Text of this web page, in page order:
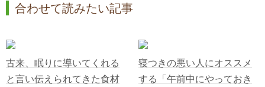
合わせて読みたい記事
古来、眠りに導いてくれる
と言い伝えられてきた食材
寝つきの悪い人にオススメ
する「午前中にやっておき